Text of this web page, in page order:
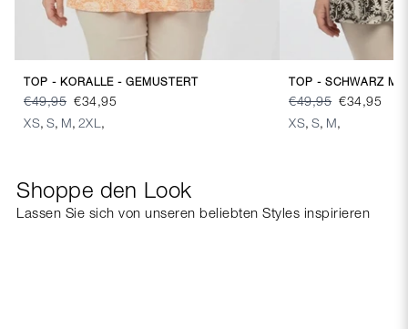
TOP - KORALLE - GEMUSTERT
€49,95 €34,95
XS, S, M, 2XL ,
TOP - SCHWARZ
€49,95 €34,95
XS, S, M,
Shoppe den Look
Lassen Sie sich von unseren beliebten Styles inspirieren